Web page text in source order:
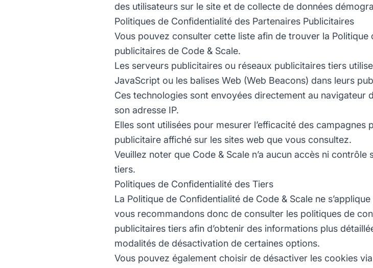
des utilisateurs sur le site et de collecte de données
Politiques de Confidentialité des Partenaires Publicitaires
Vous pouvez consulter cette liste afin de trouver la
publicitaires de Code & Scale.
Les serveurs publicitaires ou réseaux publicitaires tiers
JavaScript ou les balises Web (Web Beacons) dans leurs
Ces technologies sont envoyées directement au navigateur
son adresse IP.
Elles sont utilisées pour mesurer l’efficacité des
publicitaire affiché sur les sites web que vous consultez.
Veuillez noter que Code & Scale n’a aucun accès ni
tiers.
Politiques de Confidentialité des Tiers
La Politique de Confidentialité de Code & Scale ne
vous recommandons donc de consulter les politiques de
publicitaires tiers afin d’obtenir des informations plus
modalités de désactivation de certaines options.
Vous pouvez également choisir de désactiver les cookies